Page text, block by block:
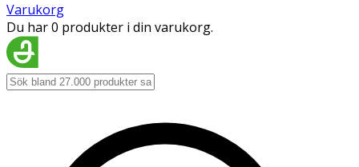
Varukorg
Du har 0 produkter i din varukorg.